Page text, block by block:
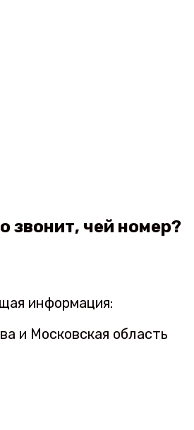
звонит, чей номер?
информация:
и Московская область